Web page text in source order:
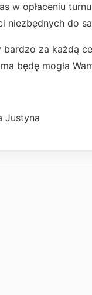
w opłaceniu
niezbędnych do
bardzo za każdą
będę mogła
Justyna